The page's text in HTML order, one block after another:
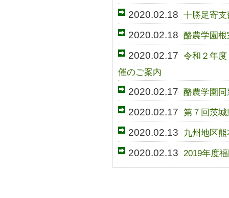
2020.02.18 十勝足寄
2020.02.18 酪農学園
2020.02.17 令和２年
催のご案内
2020.02.17 酪農学園
2020.02.17 第７回茨
2020.02.13 九州地区
2020.02.13 2019年度